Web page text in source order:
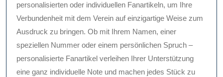
personalisierten oder individuellen Fanartikeln, um Ihre
Verbundenheit mit dem Verein auf einzigartige Weise zum
Ausdruck zu bringen. Ob mit Ihrem Namen, einer
speziellen Nummer oder einem persönlichen Spruch –
personalisierte Fanartikel verleihen Ihrer Unterstützung
eine ganz individuelle Note und machen jedes Stück zu